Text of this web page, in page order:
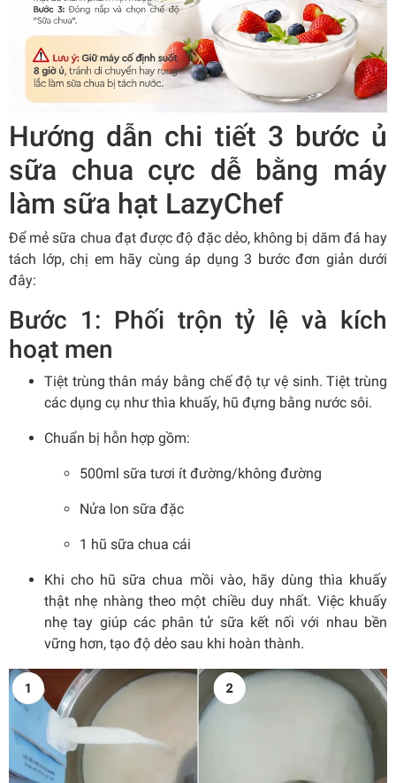
Hướng dẫn chi tiết 3 bước ủ
sữa chua cực dễ bằng máy
làm sữa hạt LazyChef
Để mẻ sữa chua đạt được độ đặc dẻo, không bị dăm đá hay
tách lớp, chị em hãy cùng áp dụng 3 bước đơn giản dưới
đây:
Bước 1: Phối trộn tỷ lệ và kích
hoạt men
Tiệt trùng thân máy bằng chế độ tự vệ sinh. Tiệt trùng
các dụng cụ như thìa khuấy, hũ đựng bằng nước sôi.
Chuẩn bị hỗn hợp gồm:
500ml sữa tươi ít đường/không đường
Nửa lon sữa đặc
1 hũ sữa chua cái
Khi cho hũ sữa chua mồi vào, hãy dùng thìa khuấy
thật nhẹ nhàng theo một chiều duy nhất. Việc khuấy
nhẹ tay giúp các phân tử sữa kết nối với nhau bền
vững hơn, tạo độ dẻo sau khi hoàn thành.